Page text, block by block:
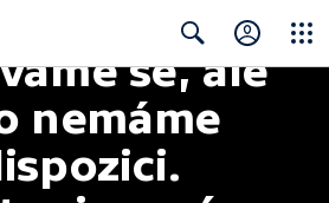
Search
se, ale
nemáme